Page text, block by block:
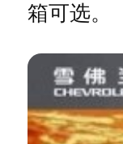
箱可选。